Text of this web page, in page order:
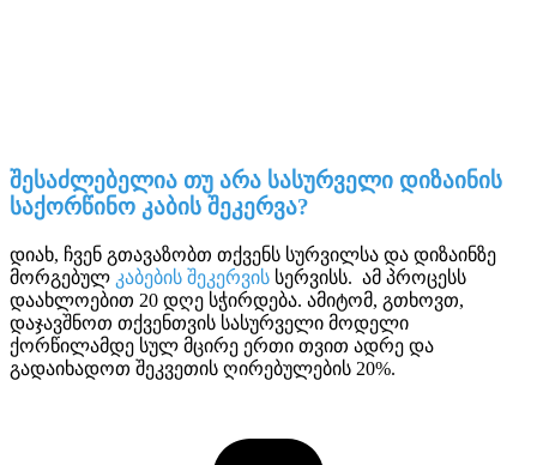
შესაძლებელია თუ არა სასურველი დიზაინის
საქორწინო კაბის შეკერვა?
დიახ, ჩვენ გთავაზობთ თქვენს სურვილსა და დიზაინზე
მორგებულ კაბების შეკერვის სერვისს. ამ პროცესს
დაახლოებით 20 დღე სჭირდება. ამიტომ, გთხოვთ,
დაჯავშნოთ თქვენთვის სასურველი მოდელი
ქორწილამდე სულ მცირე ერთი თვით ადრე და
გადაიხადოთ შეკვეთის ღირებულების 20%.